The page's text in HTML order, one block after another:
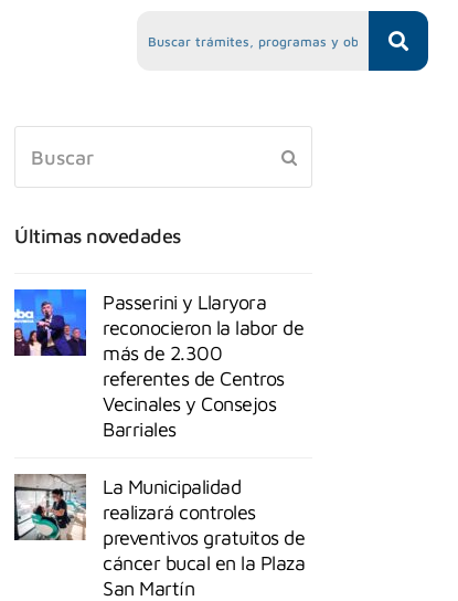
Últimas novedades
Passerini y Llaryora
reconocieron la labor de
más de 2.300
referentes de Centros
Vecinales y Consejos
Barriales
La Municipalidad
realizará controles
preventivos gratuitos de
cáncer bucal en la Plaza
San Martín